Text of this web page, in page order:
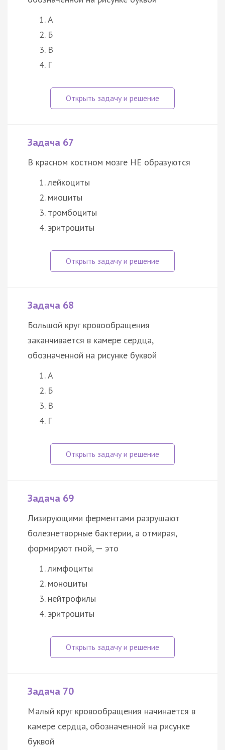
А
Б
В
Г
Задача 67
В красном костном мозге НЕ образуются
лейкоциты
миоциты
тромбоциты
эритроциты
Задача 68
Большой круг кровообращения
заканчивается в камере сердца,
обозначенной на рисунке буквой
А
Б
В
Г
Задача 69
Лизирующими ферментами разрушают
болезнетворные бактерии, а отмирая,
формируют гной, — это
лимфоциты
моноциты
нейтрофилы
эритроциты
Задача 70
Малый круг кровообращения начинается в
камере сердца, обозначенной на рисунке
буквой